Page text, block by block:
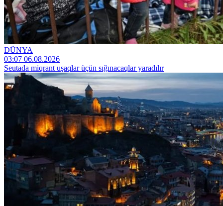
DÜNYA
03:07 06.08.2026
Seutada miqrant uşaqlar üçün sığınacaqlar yaradılır